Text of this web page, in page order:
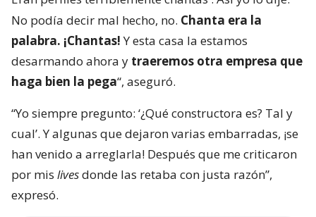
No podía decir mal hecho, no. Chanta era la
palabra. ¡Chantas!Y esta casa la estamos
desarmando ahora y traeremos otra empresa que
haga bien la pega“, aseguró.
“Yo siempre pregunto: ‘¿Qué constructora es? Tal y
cual’. Y algunas que dejaron varias embarradas, ¡se
han venido a arreglarla! Después que me criticaron
por mis livesdonde las retaba con justa razón”,
expresó.